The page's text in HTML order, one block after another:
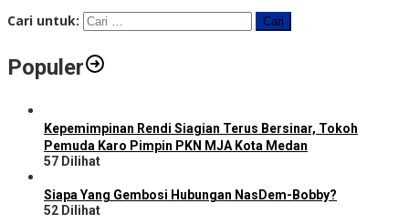
Cari untuk:
Populer
Kepemimpinan Rendi Siagian Terus Bersinar, Tokoh
Pemuda Karo Pimpin PKN MJA Kota Medan
57 Dilihat
Siapa Yang Gembosi Hubungan NasDem-Bobby?
52 Dilihat